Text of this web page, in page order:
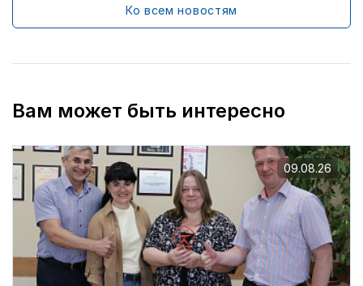
Ко всем новостям
Вам может быть интересно
09.08.26